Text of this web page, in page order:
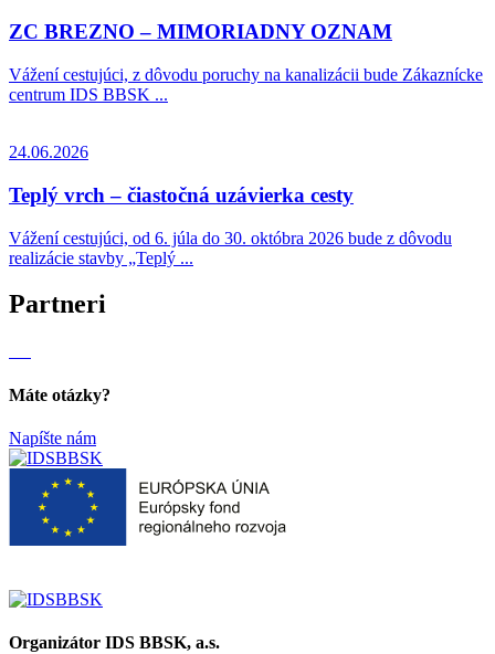
ZC BREZNO – MIMORIADNY OZNAM
Vážení cestujúci, z dôvodu poruchy na kanalizácii bude Zákaznícke
centrum IDS BBSK ...
24.06.2026
Teplý vrch – čiastočná uzávierka cesty
Vážení cestujúci, od 6. júla do 30. októbra 2026 bude z dôvodu
realizácie stavby „Teplý ...
Partneri
Máte otázky?
Napíšte nám
Organizátor IDS BBSK, a.s.